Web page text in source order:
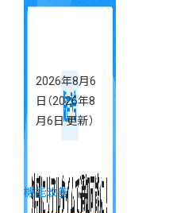
新）
2026年8月6
日 （2026年8
月6日 更新）
機能改善